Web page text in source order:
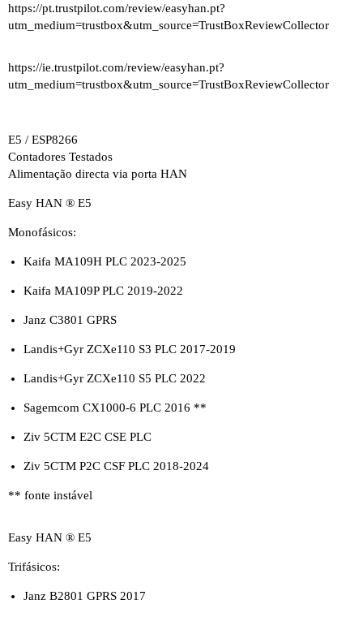
https://pt.trustpilot.com/review/easyhan.pt?
utm_medium=trustbox&utm_source=TrustBoxReviewCollector
https://ie.trustpilot.com/review/easyhan.pt?
utm_medium=trustbox&utm_source=TrustBoxReviewCollector
E5 / ESP8266
Contadores Testados
Alimentação directa via porta HAN
Easy HAN ® E5
Monofásicos:
Kaifa MA109H PLC 2023-2025
Kaifa MA109P PLC 2019-2022
Janz C3801 GPRS
Landis+Gyr ZCXe110 S3 PLC 2017-2019
Landis+Gyr ZCXe110 S5 PLC 2022
Sagemcom CX1000-6 PLC 2016 **
Ziv 5CTM E2C CSE PLC
Ziv 5CTM P2C CSF PLC 2018-2024
** fonte instável
Easy HAN ® E5
Trifásicos:
Janz B2801 GPRS 2017